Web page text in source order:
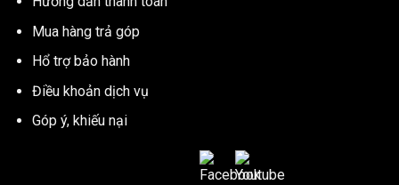
Mua hàng trả góp
Hổ trợ bảo hành
Điều khoản dịch vụ
Góp ý, khiếu nại